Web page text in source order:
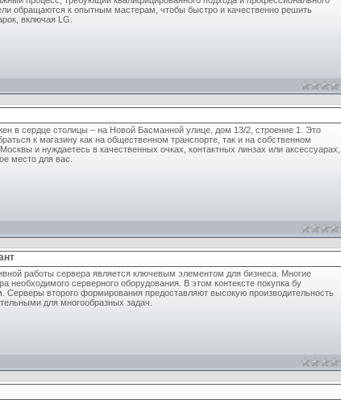
обращаются к опытным мастерам, чтобы быстро и качественно решить
включая LG.
в сердце столицы – на Новой Басманной улице, дом 13/2, строение 1. Это
к магазину как на общественном транспорте, так и на собственном
и нуждаетесь в качественных очках, контактных линзах или аксессуарах,
место для вас.
работы сервера является ключевым элементом для бизнеса. Многие
необходимого серверного оборудования. В этом контексте покупка бу
второго формирования предоставляют высокую производительность
для многообразных задач.